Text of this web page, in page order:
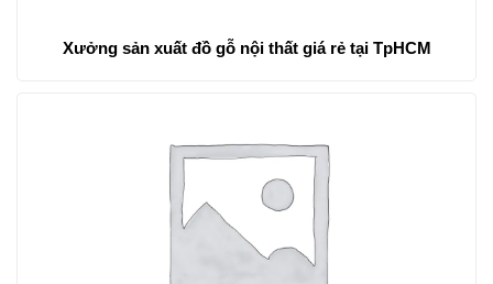
Xưởng sản xuất đồ gỗ nội thất giá rẻ tại TpHCM